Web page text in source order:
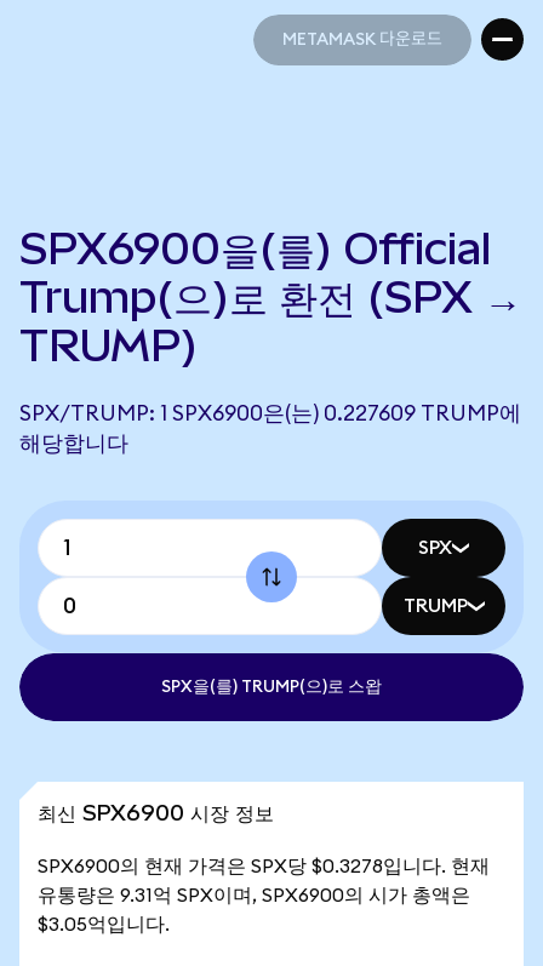
METAMASK 다운로드
SPX6900을(를) Official
Trump(으)로 환전 (SPX →
TRUMP)
SPX/TRUMP: 1 SPX6900은(는) 0.227609 TRUMP에
해당합니다
SPX
TRUMP
SPX을(를) TRUMP(으)로 스왑
최신 SPX6900 시장 정보
SPX6900의 현재 가격은 SPX당 $0.3278입니다. 현재
유통량은 9.31억 SPX이며, SPX6900의 시가 총액은
$3.05억입니다.